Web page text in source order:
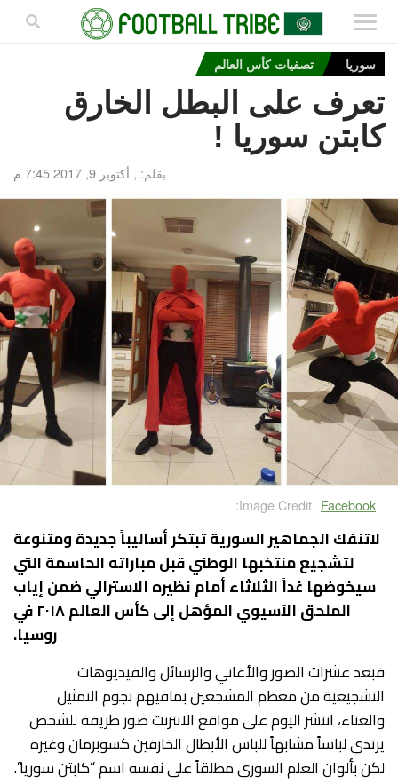
سوريا تصفيات كأس العالم
تعرف على البطل الخارق
كابتن سوريا !
بقلم: , أكتوبر 9, 2017 7:45 م
Image Credit: Facebook
لاتنفك الجماهير السورية تبتكر أساليباً جديدة ومتنوعة
لتشجيع منتخبها الوطني قبل مباراته الحاسمة التي
سيخوضها غداً الثلاثاء أمام نظيره الاسترالي ضمن إياب
الملحق الآسيوي المؤهل إلى كأس العالم ٢٠١٨ في
روسيا.
فبعد عشرات الصور والأغاني والرسائل والفيديوهات
التشجيعية من معظم المشجعين بمافيهم نجوم التمثيل
والغناء، انتشر اليوم على مواقع الانترنت صور طريفة للشخص
يرتدي لباساً مشابهاً للباس الأبطال الخارقين كسوبرمان وغيره
لكن بألوان العلم السوري مطلقاً على نفسه اسم “كابتن سوريا”.